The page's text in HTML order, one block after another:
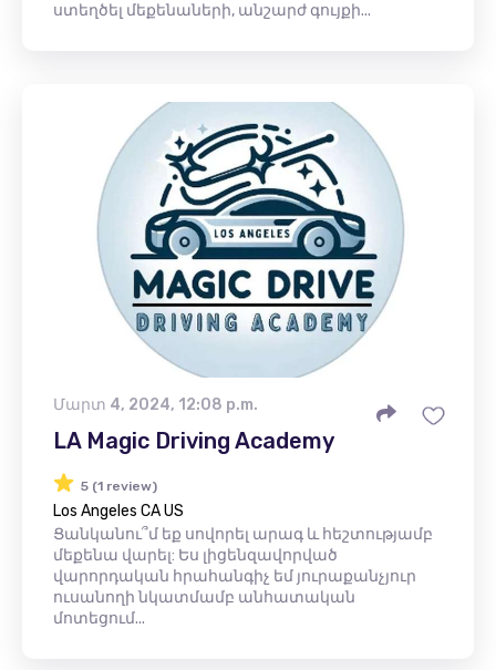
ստեղծել մեքենաների, անշարժ գույքի...
Մարտ 4, 2024, 12:08 p.m.
LA Magic Driving Academy
5 (1 review)
Los Angeles CA US
Ցանկանու՞մ եք սովորել արագ և հեշտությամբ
մեքենա վարել: Ես լիցենզավորված
վարորդական հրահանգիչ եմ յուրաքանչյուր
ուսանողի նկատմամբ անհատական ​​
մոտեցում...